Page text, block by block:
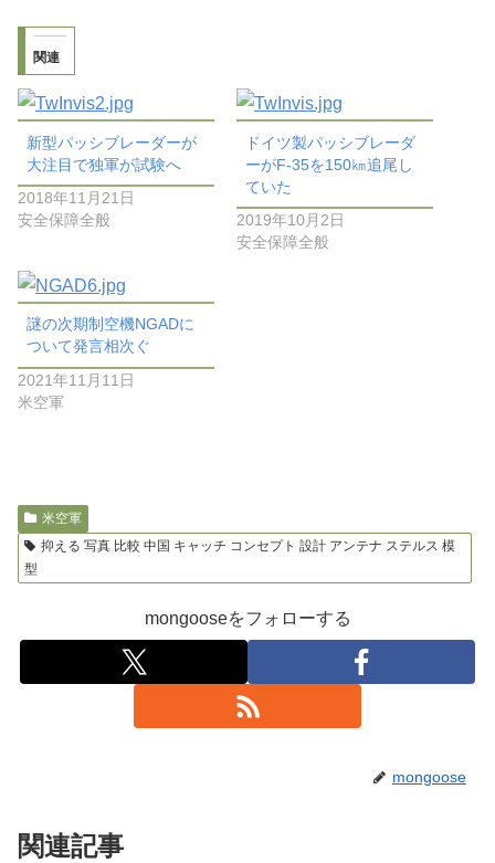
関連
新型パッシブレーダーが
大注目で独軍が試験へ
2018年11月21日
安全保障全般
ドイツ製パッシブレーダ
ーがF-35を150㎞追尾し
ていた
2019年10月2日
安全保障全般
謎の次期制空機NGADに
ついて発言相次ぐ
2021年11月11日
米空軍
米空軍
抑える 写真 比較 中国 キャッチ コンセプト 設計 アンテナ ステルス 模
型
mongooseをフォローする
mongoose
関連記事